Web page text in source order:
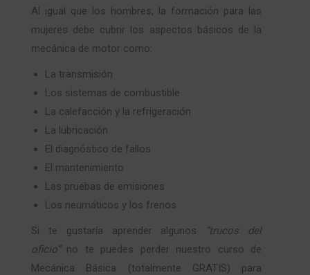
Al igual que los hombres, la formación para las
mujeres debe cubrir los aspectos básicos de la
mecánica de motor como:
La transmisión
Los sistemas de combustible
La calefacción y la refrigeración
La lubricación
El diagnóstico de fallos
El mantenimiento
Las pruebas de emisiones
Los neumáticos y los frenos
Si te gustaría aprender algunos
“trucos del
oficio”no te puedes perder nuestro curso de
Mecánica Básica (totalmente GRATIS) para